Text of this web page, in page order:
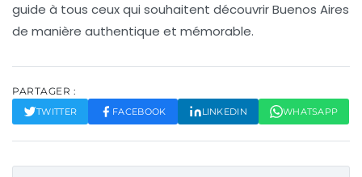
guide à tous ceux qui souhaitent découvrir Buenos Aires
de manière authentique et mémorable.
PARTAGER :
TWITTER FACEBOOK LINKEDIN WHATSAPP